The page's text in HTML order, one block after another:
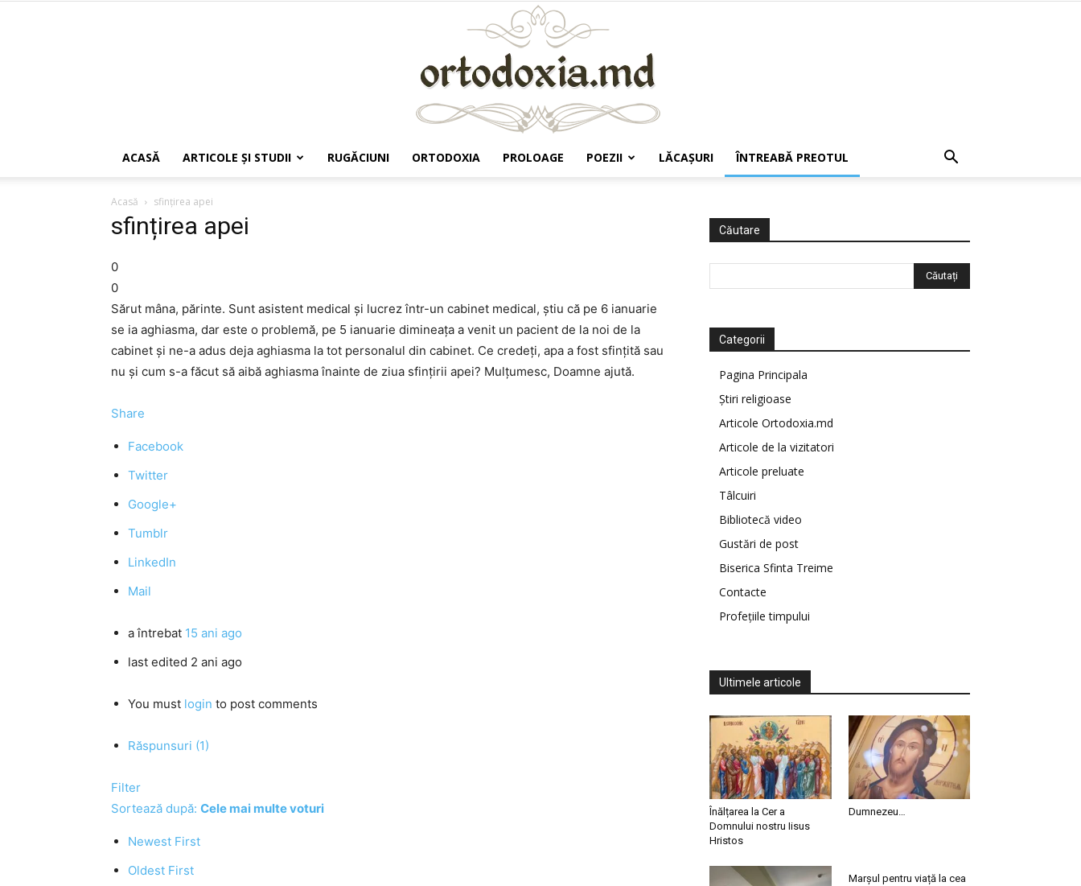
ACASĂ ARTICOLE ŞI STUDII RUGĂCIUNI ORTODOXIA PROLOAGE POEZII LĂCAŞURI ÎNTREABĂ PREOTUL
Acasă sfințirea apei
sfințirea apei
0
0
Sărut mâna, părinte. Sunt asistent medical şi lucrez într-un cabinet medical, ştiu că pe 6 ianuarie
se ia aghiasma, dar este o problemă, pe 5 ianuarie dimineaţa a venit un pacient de la noi de la
cabinet şi ne-a adus deja aghiasma la tot personalul din cabinet. Ce credeţi, apa a fost sfinţită sau
nu şi cum s-a făcut să aibă aghiasma înainte de ziua sfinţirii apei? Mulţumesc, Doamne ajută.
Share
Facebook
Twitter
Google+
Tumblr
LinkedIn
Mail
a întrebat 15 ani ago
last edited 2 ani ago
You must login to post comments
Răspunsuri (1)
Filter
Sortează după: Cele mai multe voturi
Newest First
Oldest First
Căutare
Categorii
Pagina Principala
Știri religioase
Articole Ortodoxia.md
Articole de la vizitatori
Articole preluate
Tâlcuiri
Bibliotecă video
Gustări de post
Biserica Sfinta Treime
Contacte
Profețiile timpului
Ultimele articole
Înălțarea la Cer a
Domnului nostru Iisus
Hristos
Dumnezeu…
Marșul pentru viață la cea